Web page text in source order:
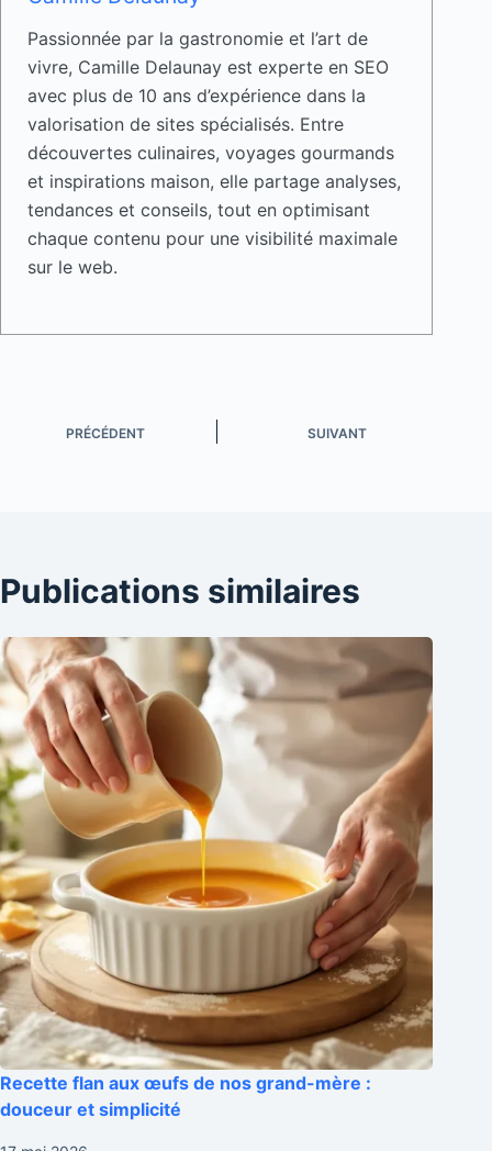
Passionnée par la gastronomie et l’art de
vivre, Camille Delaunay est experte en SEO
avec plus de 10 ans d’expérience dans la
valorisation de sites spécialisés. Entre
découvertes culinaires, voyages gourmands
et inspirations maison, elle partage analyses,
tendances et conseils, tout en optimisant
chaque contenu pour une visibilité maximale
sur le web.
PRÉCÉDENT SUIVANT
Publications similaires
Recette flan aux œufs de nos grand-mère :
douceur et simplicité